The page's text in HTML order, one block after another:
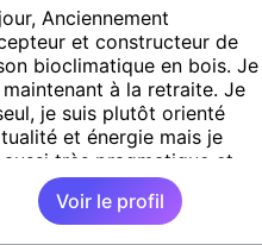
Anciennement
et constructeur de
bioclimatique en bois. Je
maintenant à la retraite. Je
je suis plutôt orienté
et énergie mais je
aussi très pragmatique et
bon bricoleur. J’aime la
la sensualité, le
. Je ne suis pas dans le
Voir le profil